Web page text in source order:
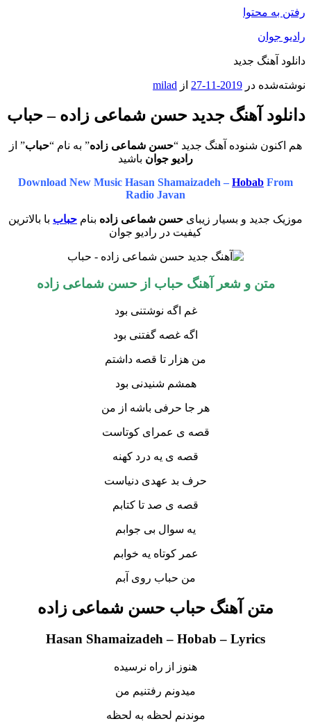
رفتن به محتوا
رادیو جوان
دانلود آهنگ جدید
نوشته‌شده در 2019-11-27 از milad
دانلود آهنگ جدید حسن شماعی زاده – حباب
هم اکنون شنوده آهنگ جدید “حسن شماعی زاده” به نام “حباب” از
رادیو جوان باشید
Download New Music Hasan Shamaizadeh – Hobab From
Radio Javan
موزیک جدید و بسیار زیبای حسن شماعی زاده بنام حباب با بالاترین
کیفیت در رادیو جوان
متن و شعر آهنگ حباب از حسن شماعی زاده
غم اگه نوشتنی بود
اگه غصه گفتنی بود
من هزار تا قصه داشتم
همشم شنیدنی بود
هر جا حرفی باشه از من
قصه ی عمرای کوتاست
قصه ی یه درد کهنه
حرف بد عهدی دنیاست
قصه ی صد تا کتابم
یه سوال بی جوابم
عمر کوتاه یه خوابم
من حباب روی آبم
متن آهنگ حباب حسن شماعی زاده
Hasan Shamaizadeh – Hobab – Lyrics
هنوز از راه نرسیده
میدونم رفتنیم من
موندنم لحظه به لحظه